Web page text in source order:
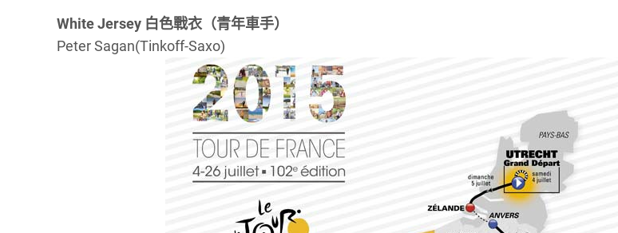
White Jersey 白色戰衣（青年車手）
Peter Sagan(Tinkoff-Saxo)